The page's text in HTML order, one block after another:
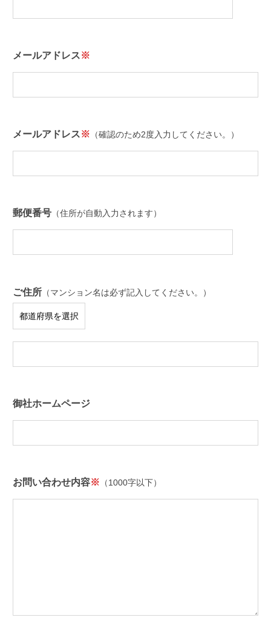
メールアドレス※
メールアドレス※ （確認のため2度入力してください。）
郵便番号（住所が自動入力されます）
ご住所（マンション名は必ず記入してください。）
御社ホームページ
お問い合わせ内容※ （1000字以下）